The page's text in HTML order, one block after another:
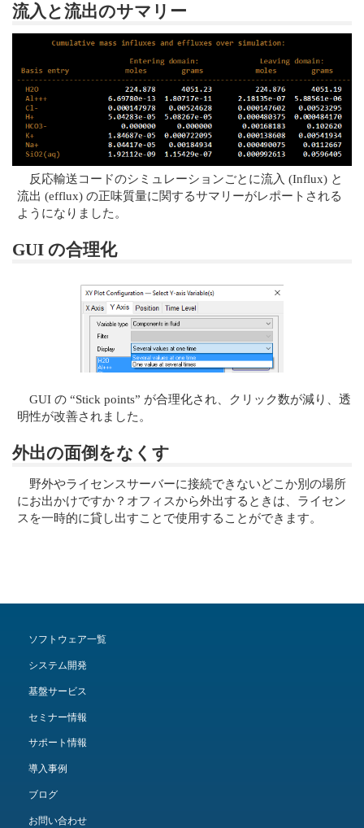
流入と流出のサマリー
反応輸送コードのシミュレーションごとに流入 (Influx) と
流出 (efflux) の正味質量に関するサマリーがレポートされる
ようになりました。
GUI の合理化
GUI の “Stick points” が合理化され、クリック数が減り、透
明性が改善されました。
外出の面倒をなくす
野外やライセンスサーバーに接続できないどこか別の場所
にお出かけですか？オフィスから外出するときは、ライセン
スを一時的に貸し出すことで使用することができます。
ソフトウェア一覧
システム開発
基盤サービス
セミナー情報
サポート情報
導入事例
ブログ
お問い合わせ